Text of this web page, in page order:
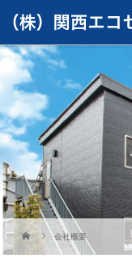
会社概要